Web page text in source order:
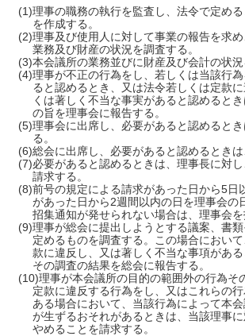
(1)理事の職務の執行を監査し、法令で定め
を作成する。
(2)理事及び使用人に対して事業の報告を求
業務及び財産の状況を調査する。
(3)本会議所の業務並びに財産及び会計の状況
(4)理事が不正の行為をし、若しくは当該行
ると認めるとき、又は法令若しくは定款
くは著しく不当な事実があると認めると
の旨を理事会に報告する。
(5)理事会に出席し、必要があると認めると
る。
(6)総会に出席し、必要があると認めるときは
(7)必要があると認めるときは、理事長に対
請求する。
(8)前号の規定による請求があった日から5日
があった日から2週間以内の日を理事会の
招集通知が発せられない場合は、理事会を
(9)理事が総会に提出しようとする議案、書
定めるものを調査する。この場合におい
款に違反し、又は著しく不当な事項がある
その調査の結果を総会に報告する。
(10)理事が本会議所の目的の範囲外の行為そ
定款に違反する行為をし、又はこれらの
ある場合において、当該行為によって本
が生ずるおそれがあるときは、当該理事
やめることを請求する。